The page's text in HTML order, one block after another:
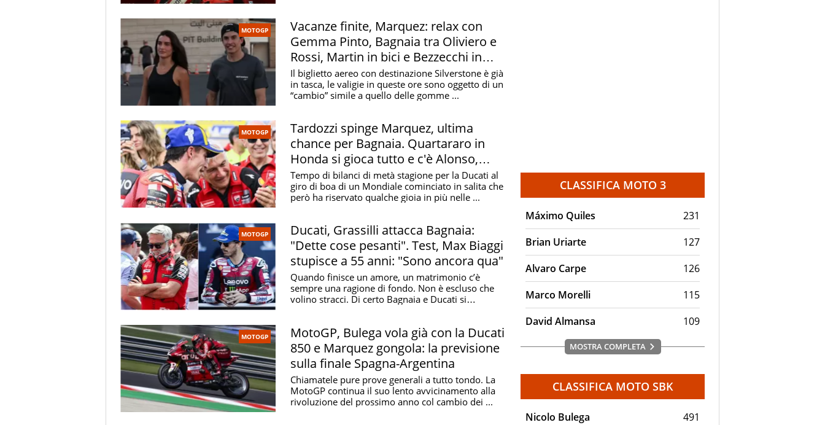
MOTOGP
Vacanze finite, Marquez: relax con
Gemma Pinto, Bagnaia tra Oliviero e
Rossi, Martin in bici e Bezzecchi in
ripresa
Il biglietto aereo con destinazione Silverstone è già
in tasca, le valigie in queste ore sono oggetto di un
“cambio” simile a quello delle gomme ...
MOTOGP
Tardozzi spinge Marquez, ultima
chance per Bagnaia. Quartararo in
Honda si gioca tutto e c'è Alonso,
griglia MotoGP
Tempo di bilanci di metà stagione per la Ducati al
giro di boa di un Mondiale cominciato in salita che
però ha riservato qualche gioia in più nelle ...
MOTOGP
Ducati, Grassilli attacca Bagnaia:
"Dette cose pesanti". Test, Max Biaggi
stupisce a 55 anni: "Sono ancora qua"
Quando finisce un amore, un matrimonio c’è
sempre una ragione di fondo. Non è escluso che
volino stracci. Di certo Bagnaia e Ducati si
MOTOGP
MotoGP, Bulega vola già con la Ducati
850 e Marquez gongola: la previsione
sulla finale Spagna-Argentina
Chiamatele pure prove generali a tutto tondo. La
MotoGP continua il suo lento avvicinamento alla
rivoluzione del prossimo anno col cambio dei ...
CLASSIFICA MOTO 3
Máximo Quiles
231
Brian Uriarte
127
Alvaro Carpe
126
Marco Morelli
115
David Almansa
109
MOSTRA COMPLETA
CLASSIFICA MOTO SBK
Nicolo Bulega
491